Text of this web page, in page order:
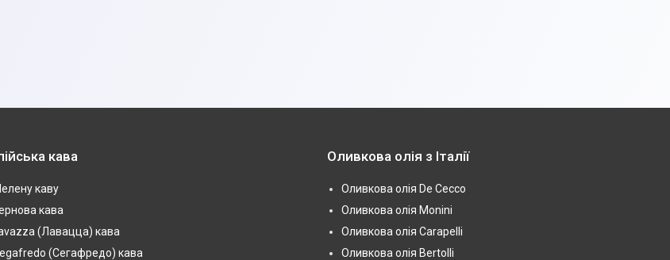
кава
каву
кава
(Лавацца) кава
(Сегафредо) кава
Оливкова олія з Італії
Оливкова олія De Cecco
Оливкова олія Monini
Оливкова олія Carapelli
Оливкова олія Bertolli